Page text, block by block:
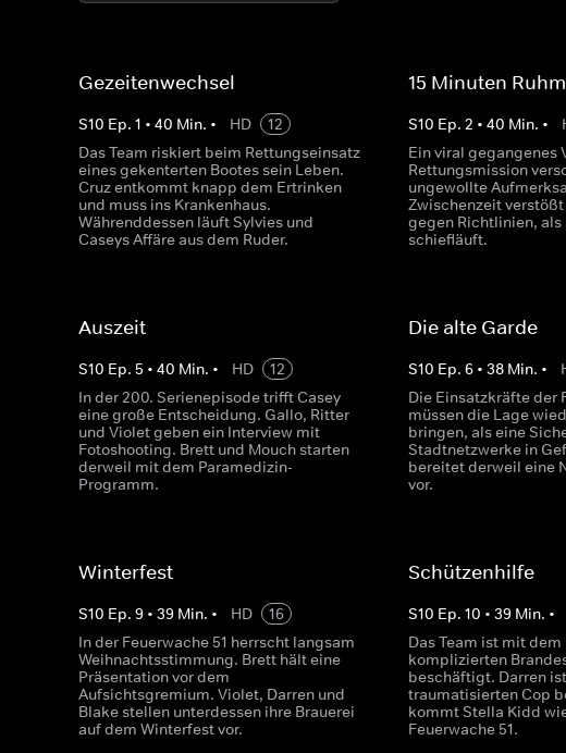
Gezeitenwechsel
S10 Ep. 1 • 40 Min. • HD
12
Das Team riskiert beim Rettungseinsatz
eines gekenterten Bootes sein Leben.
Cruz entkommt knapp dem Ertrinken
und muss ins Krankenhaus.
Währenddessen läuft Sylvies und
Caseys Affäre aus dem Ruder.
15 Minuten Ruhm
S10 Ep.2 •40 Min. •
Ein viral gegangenes
Rettungsmission
ungewollte
Zwischenzeit
gegen Richtlinien, als
schiefläuft.
Auszeit
S10 Ep. 5 • 40 Min. • HD
12
In der 200. Serienepisode trifft Casey
eine große Entscheidung. Gallo, Ritter
und Violet geben ein Interview mit
Fotoshooting. Brett und Mouch starten
derweil mit dem Paramedizin-
Programm.
Die alte Garde
S10 Ep.6 •38 Min. •
Die Einsatzkräfte der
müssen die Lage
bringen, als eine
Stadtnetzwerke in
bereitet derweil eine
vor.
Winterfest
S10 Ep. 9 • 39 Min. • HD
16
In der Feuerwache 51 herrscht langsam
Weihnachtsstimmung. Brett hält eine
Präsentation vor dem
Aufsichtsgremium. Violet, Darren und
Blake stellen unterdessen ihre Brauerei
auf dem Winterfest vor.
Schützenhilfe
S10 Ep.10 •39 Min. •
Das Team ist mit
komplizierten
beschäftigt. Darren
traumatisierten Cop
kommt Stella Kidd
Feuerwache 51.